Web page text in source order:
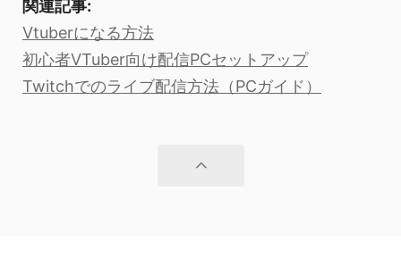
関連記事:
Vtuberになる方法
初心者VTuber向け配信PCセットアップ
Twitchでのライブ配信方法（PCガイド）